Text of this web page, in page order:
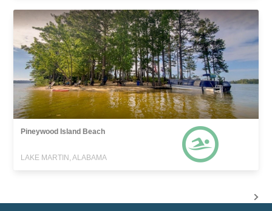
Pineywood Island Beach
LAKE MARTIN, ALABAMA